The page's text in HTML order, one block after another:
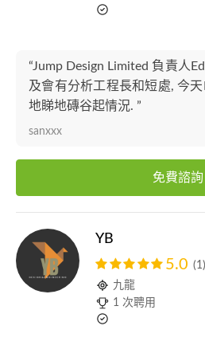
“Jump Design Limited 負責人
及會有分析工程長和短處, 今
地睇地磚谷起情況. ”
sanxxx
免費諮詢
YB
5.0 (1)
九龍
1 次聘用